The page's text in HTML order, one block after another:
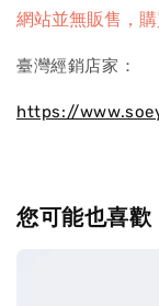
網站並無販售，
臺灣經銷店家：
https://
您可能也喜歡